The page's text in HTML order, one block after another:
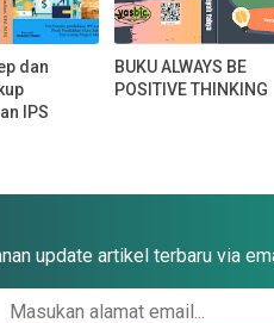
dan
IPS
BUKU ALWAYS BE
POSITIVE THINKING
update artikel terbaru via